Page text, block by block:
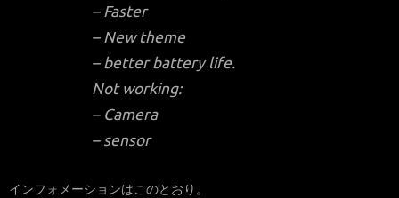
– Faster
– New theme
– better battery life.
Not working:
– Camera
– sensor
インフォメーションはこのとおり。